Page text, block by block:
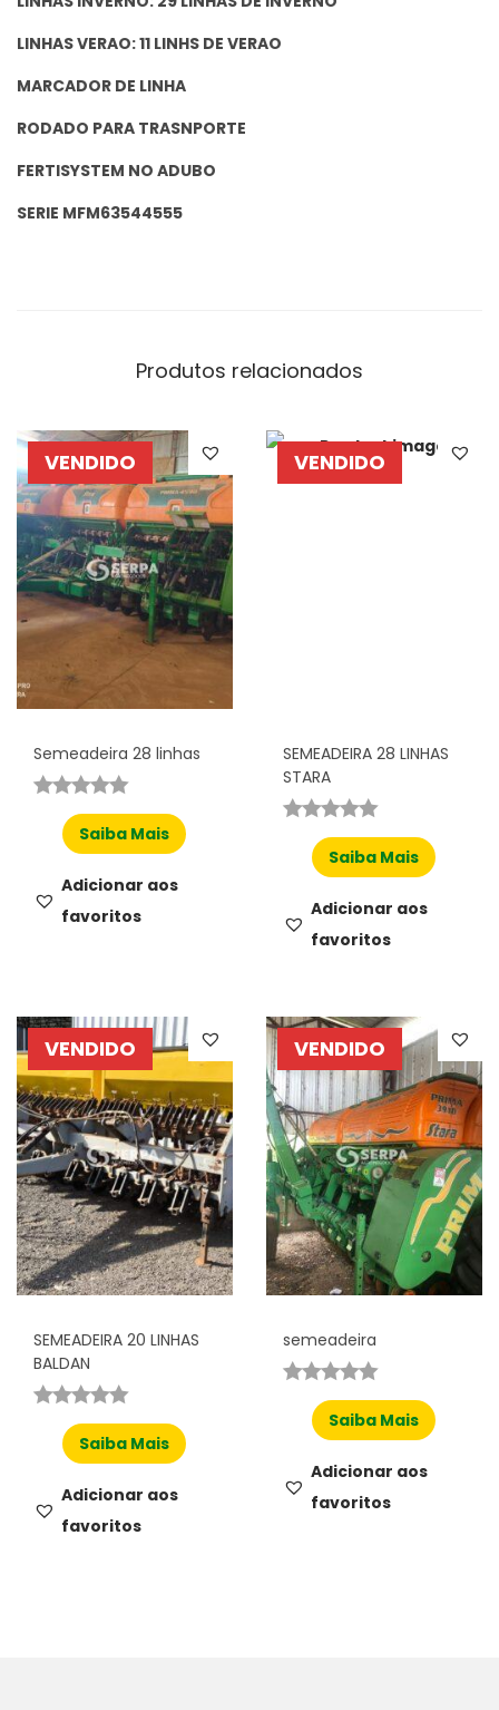
LINHAS VERAO: 11 LINHS DE VERAO
MARCADOR DE LINHA
RODADO PARA TRASNPORTE
FERTISYSTEM NO ADUBO
SERIE MFM63544555
Produtos relacionados
VENDIDO
Semeadeira 28 linhas
Saiba Mais
Adicionar aos
favoritos
VENDIDO
SEMEADEIRA 28 LINHAS
STARA
Saiba Mais
Adicionar aos
favoritos
VENDIDO
SEMEADEIRA 20 LINHAS
BALDAN
Saiba Mais
Adicionar aos
favoritos
VENDIDO
semeadeira
Saiba Mais
Adicionar aos
favoritos